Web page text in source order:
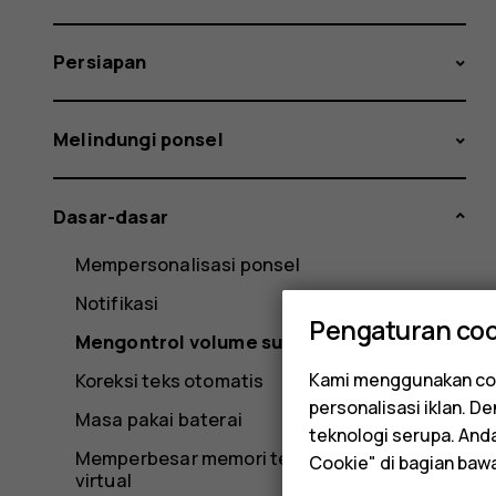
Persiapan
Melindungi ponsel
Dasar-dasar
Mempersonalisasi ponsel
Notifikasi
Mengontrol volume suara
Koreksi teks otomatis
Masa pakai baterai
Memperbesar memori telepon dengan RAM
virtual
Pengaturan
Kami menggunakan
personalisasi iklan.
teknologi serupa.
Cookie" di bagian